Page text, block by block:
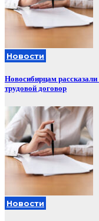
Новости
Новосибирцам рассказали
трудовой договор
Новости